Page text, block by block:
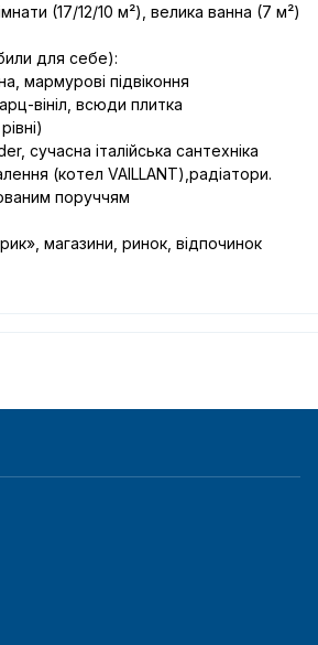
(17/12/10 м²), велика ванна (7 м²)
мармурові підвіконня
вініл, всюди плитка
сучасна італійська сантехніка
(котел VAILLANT),радіатори.
поруччям